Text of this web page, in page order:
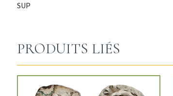
SUP
PRODUITS LIÉS